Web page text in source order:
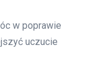
w poprawie
uczucie